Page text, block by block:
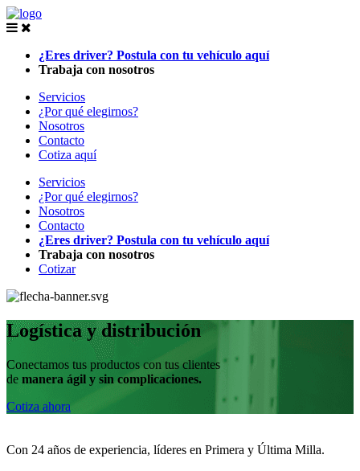
¿Eres driver? Postula con tu vehículo aquí
Trabaja con nosotros
Servicios
¿Por qué elegirnos?
Nosotros
Contacto
Cotiza aquí
Servicios
¿Por qué elegirnos?
Nosotros
Contacto
¿Eres driver? Postula con tu vehículo aquí
Trabaja con nosotros
Cotizar
Logística y distribución
Conectamos tus productos con tus clientes
de manera ágil y sin complicaciones.
Cotiza ahora
Con 24 años de experiencia, líderes en Primera y Última Milla.